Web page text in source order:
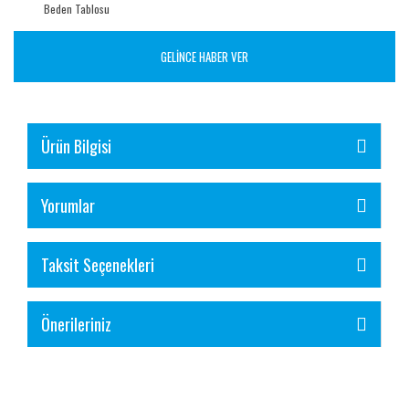
Beden Tablosu
GELİNCE HABER VER
Ürün Bilgisi
Yorumlar
Taksit Seçenekleri
Önerileriniz